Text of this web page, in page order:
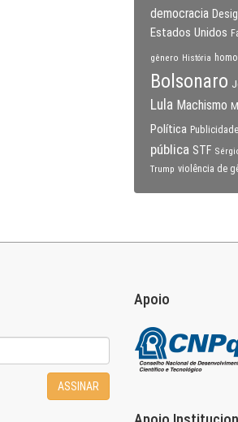
democracia
Estados Unidos
gênero História
Bolsonaro
Lula Machismo
Política Publicidade
pública STF
Trump violência de
ASSINAR
Apoio